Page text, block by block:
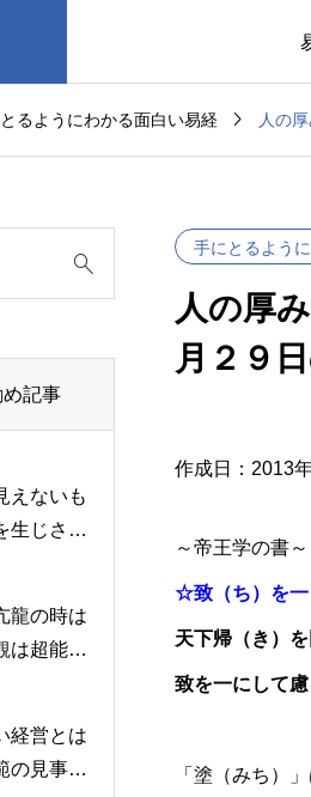
るようにわかる面白い易経  人の
手にとるよう
人の厚
月２９
作成日：2013
～帝王学の書
☆致（ち）を
天下帰（き）
致を一にして慮
（
「塗（みち）
め記事
えないも
生じさせ
の5日分
龍の時は
は超能力
易経一日
経営とは
の見事な